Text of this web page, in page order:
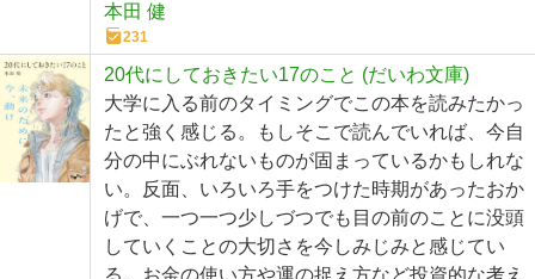
本田 健
231
20代にしておきたい17のこと (だいわ文庫)
大学に入る前のタイミングでこの本を読みたかっ
たと強く感じる。もしそこで読んでいれば、今自
分の中にぶれないものが固まっているかもしれな
い。反面、いろいろ手をつけた時期があったおか
げで、一つ一つ少しづつでも目の前のことに没頭
していくことの大切さを今しみじみと感じてい
る。お金の使い方や運の捉え方など投資的な考え